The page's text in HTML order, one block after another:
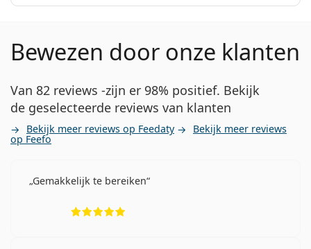
Bewezen door onze klanten
Van 82 reviews -zijn er 98% positief. Bekijk
de geselecteerde reviews van klanten
Bekijk meer reviews op Feedaty Bekijk meer reviews
op Feefo
Gemakkelijk te bereiken